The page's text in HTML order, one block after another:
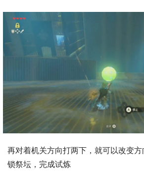
再对着机关方向打两下，就可以改变
锁祭坛，完成试炼